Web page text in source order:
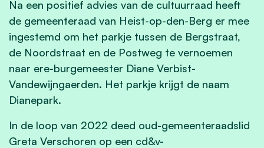
Na een positief advies van de cultuurraad heeft
de gemeenteraad van Heist-op-den-Berg er mee
ingestemd om het parkje tussen de Bergstraat,
de Noordstraat en de Postweg te vernoemen
naar ere-burgemeester Diane Verbist-
Vandewijngaerden. Het parkje krijgt de naam
Dianepark.
In de loop van 2022 deed oud-gemeenteraadslid
Greta Verschoren op een cd&v-